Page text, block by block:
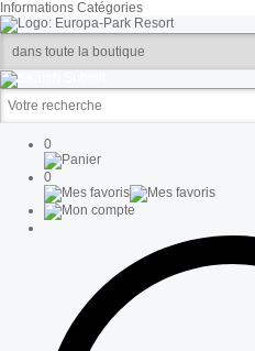
Informations Catégories
0
0